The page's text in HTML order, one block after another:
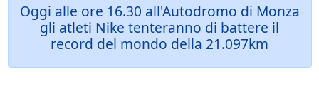
Oggi alle ore 16.30 all'Autodromo di Monza
gli atleti Nike tenteranno di battere il
record del mondo della 21.097km